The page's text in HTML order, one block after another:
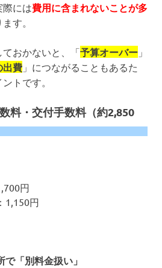
際には費用に含まれないことが多
す。
ておかないと、「予算オーバー 」
出費 」につながることもあるた
トです。
料・交付手数料（約2,850
円
1,150円
「別料金扱い」